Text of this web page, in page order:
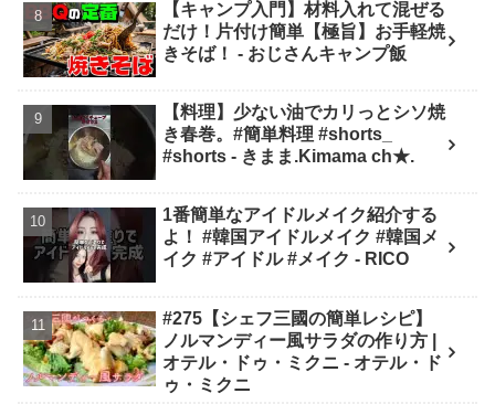
【キャンプ入門】材料入れて混ぜる
だけ！片付け簡単【極旨】お手軽焼
きそば！ - おじさんキャンプ飯
【料理】少ない油でカリっとシソ焼
き春巻。#簡単料理 #shorts_
#shorts - きまま.Kimama ch★.
1番簡単なアイドルメイク紹介する
よ！ #韓国アイドルメイク #韓国メ
イク #アイドル #メイク - RICO
#275【シェフ三國の簡単レシピ】
ノルマンディー風サラダの作り方 |
オテル・ドゥ・ミクニ - オテル・ド
ゥ・ミクニ